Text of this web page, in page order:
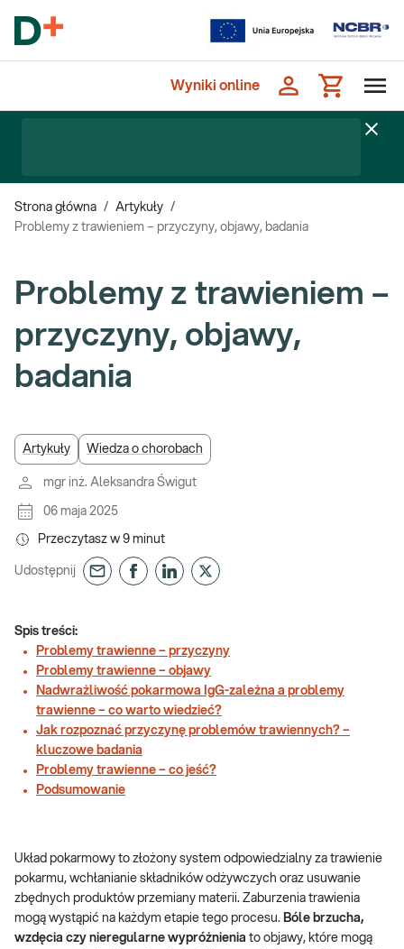
Wyniki online
Strona główna / Artykuły /
Problemy z trawieniem – przyczyny, objawy, badania
Problemy z trawieniem –
przyczyny, objawy,
badania
Artykuły Wiedza o chorobach
mgr inż. Aleksandra Świgut
06 maja 2025
Przeczytasz w 9 minut
Udostępnij
Spis treści:
Problemy trawienne – przyczyny
Problemy trawienne – objawy
Nadwrażliwość pokarmowa IgG-zależna a problemy
trawienne – co warto wiedzieć?
Jak rozpoznać przyczynę problemów trawiennych? –
kluczowe badania
Problemy trawienne – co jeść?
Podsumowanie
Układ pokarmowy to złożony system odpowiedzialny za trawienie
pokarmu, wchłanianie składników odżywczych oraz usuwanie
zbędnych produktów przemiany materii. Zaburzenia trawienia
mogą wystąpić na każdym etapie tego procesu. Bóle brzucha,
wzdęcia czy nieregularne wypróżnienia to objawy, które mogą